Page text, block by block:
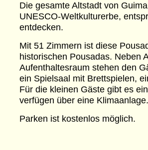
Die gesamte Altstadt von
UNESCO-Weltkulturerbe,
entdecken.
Mit 51 Zimmern ist diese
historischen Pousadas. Neben
Aufenthaltesraum stehen den
ein Spielsaal mit Brettspielen,
Für die kleinen Gäste gibt es
verfügen über eine Klimaanlage.
Parken ist kostenlos möglich.